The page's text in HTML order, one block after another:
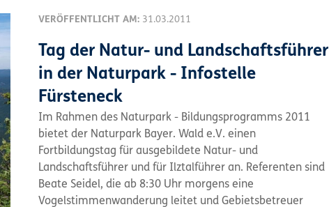
VERÖFFENTLICHT AM: 31.03.2011
Tag der Natur- und Landschaftsführer
in der Naturpark - Infostelle
Fürsteneck
Im Rahmen des Naturpark - Bildungsprogramms 2011
bietet der Naturpark Bayer. Wald e.V. einen
Fortbildungstag für ausgebildete Natur- und
Landschaftsführer und für Ilztalführer an. Referenten sind
Beate Seidel, die ab 8:30 Uhr morgens eine
Vogelstimmenwanderung leitet und Gebietsbetreuer